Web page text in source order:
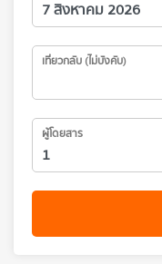
เที่ยวกลับ (ไม่บังคับ)
ผู้โดยสาร